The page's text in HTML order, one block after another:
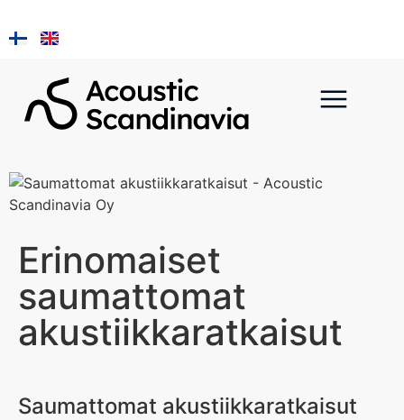
Erinomaiset
saumattomat
akustiikkaratkaisut
Saumattomat akustiikkaratkaisut